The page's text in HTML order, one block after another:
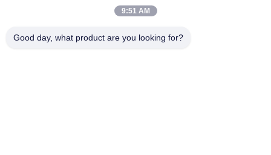
automatische het
9:51 AM
Good day, what product are you looking for?